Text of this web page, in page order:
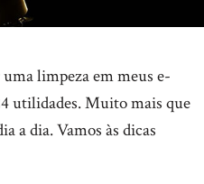
limpeza em meus e-
utilidades. Muito mais que
a dia. Vamos às dicas